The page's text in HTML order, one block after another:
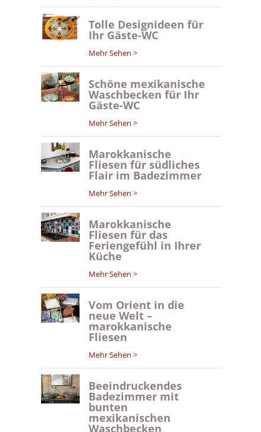
Tolle Designideen für
Ihr Gäste-WC
Mehr Sehen >
Schöne mexikanische
Waschbecken für Ihr
Gäste-WC
Mehr Sehen >
Marokkanische
Fliesen für südliches
Flair im Badezimmer
Mehr Sehen >
Marokkanische
Fliesen für das
Feriengefühl in Ihrer
Küche
Mehr Sehen >
Vom Orient in die
neue Welt –
marokkanische
Fliesen
Mehr Sehen >
Beeindruckendes
Badezimmer mit
bunten
mexikanischen
Waschbecken